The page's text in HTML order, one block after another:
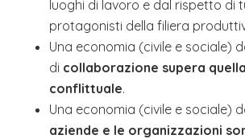
luoghi di lavoro e dal rispetto di
protagonisti della filiera
Una economia (civile e sociale)
di collaborazione supera quella
conflittuale.
Una economia (civile e sociale)
aziende e le organizzazioni